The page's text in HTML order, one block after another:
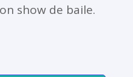
show de baile.